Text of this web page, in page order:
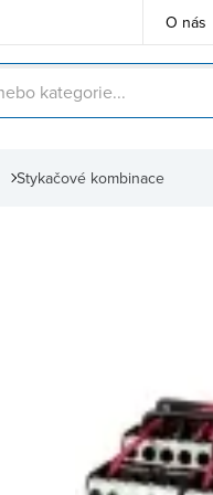
O nás
Stykačové kombinace